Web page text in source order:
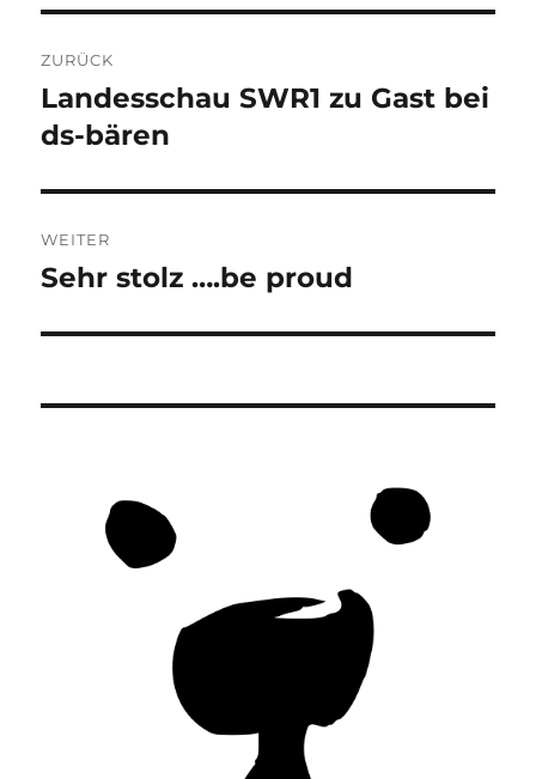
ZURÜCK
Vorheriger
Beitrag:
Landesschau SWR1 zu Gast bei
ds-bären
WEITER
Nächster
Sehr stolz ….be proud